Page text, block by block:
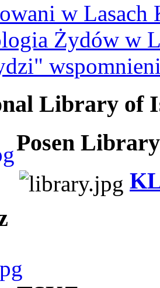
w Lasach
Żydów w
Library of
Posen Library